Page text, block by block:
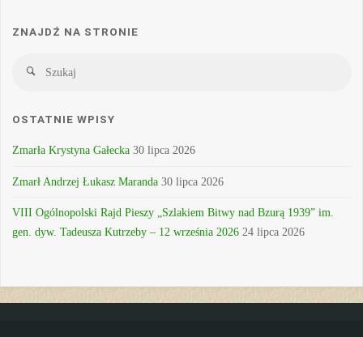
ZNAJDŹ NA STRONIE
Szukaj
OSTATNIE WPISY
Zmarła Krystyna Gałecka 30 lipca 2026
Zmarł Andrzej Łukasz Maranda 30 lipca 2026
VIII Ogólnopolski Rajd Pieszy „Szlakiem Bitwy nad Bzurą 1939” im.
gen. dyw. Tadeusza Kutrzeby – 12 września 2026 24 lipca 2026